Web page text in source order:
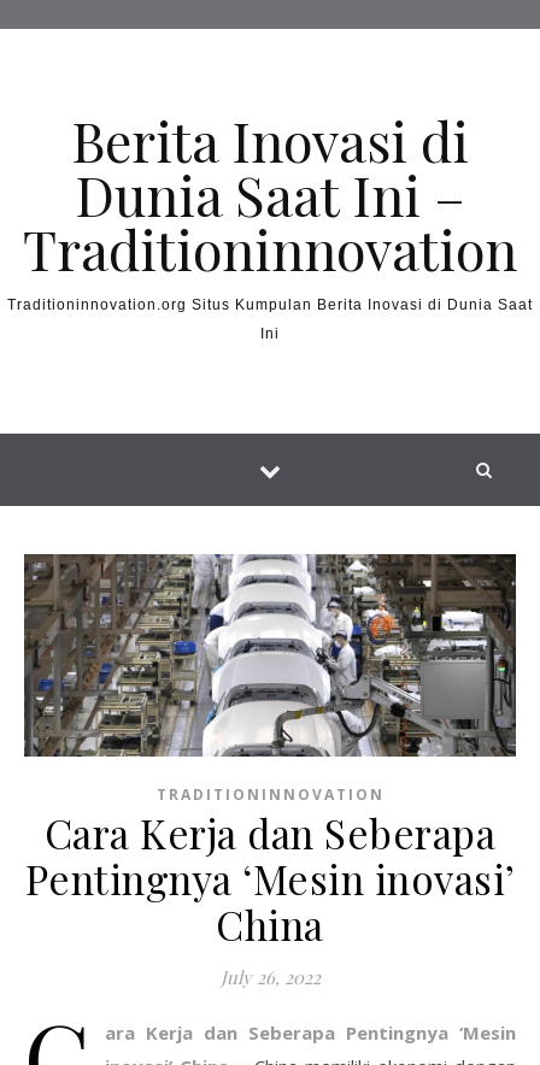
Berita Inovasi di
Dunia Saat Ini –
Traditioninnovation
Traditioninnovation.org Situs Kumpulan Berita Inovasi di Dunia Saat
Ini
TRADITIONINNOVATION
Cara Kerja dan Seberapa
Pentingnya ‘Mesin inovasi’
China
July 26, 2022
ara Kerja dan Seberapa Pentingnya ‘Mesin